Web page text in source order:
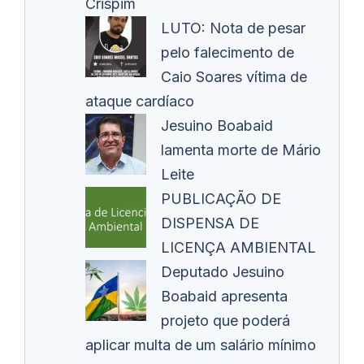
LUTO: Nota de pesar
pelo falecimento de
Caio Soares vítima de
ataque cardíaco
Jesuino Boabaid
lamenta morte de Mário
Leite
PUBLICAÇÃO DE
DISPENSA DE
LICENÇA AMBIENTAL
Deputado Jesuino
Boabaid apresenta
projeto que poderá
aplicar multa de um salário mínimo